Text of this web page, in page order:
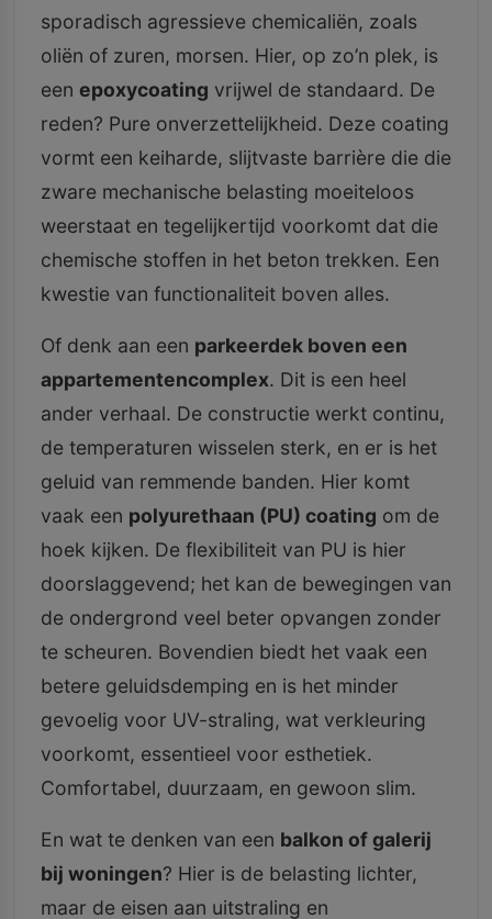
sporadisch agressieve chemicaliën, zoals
oliën of zuren, morsen. Hier, op zo’n plek, is
een epoxycoating vrijwel de standaard. De
reden? Pure onverzettelijkheid. Deze coating
vormt een keiharde, slijtvaste barrière die die
zware mechanische belasting moeiteloos
weerstaat en tegelijkertijd voorkomt dat die
chemische stoffen in het beton trekken. Een
kwestie van functionaliteit boven alles.
Of denk aan een parkeerdek boven een
appartementencomplex. Dit is een heel
ander verhaal. De constructie werkt continu,
de temperaturen wisselen sterk, en er is het
geluid van remmende banden. Hier komt
vaak een polyurethaan (PU) coating om de
hoek kijken. De flexibiliteit van PU is hier
doorslaggevend; het kan de bewegingen van
de ondergrond veel beter opvangen zonder
te scheuren. Bovendien biedt het vaak een
betere geluidsdemping en is het minder
gevoelig voor UV-straling, wat verkleuring
voorkomt, essentieel voor esthetiek.
Comfortabel, duurzaam, en gewoon slim.
En wat te denken van een balkon of galerij
bij woningen? Hier is de belasting lichter,
maar de eisen aan uitstraling en